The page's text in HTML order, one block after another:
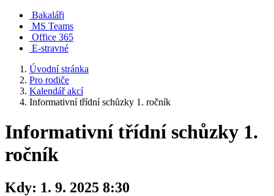
Bakaláři
MS Teams
Office 365
E-stravné
Úvodní stránka
Pro rodiče
Kalendář akcí
Informativní třídní schůzky 1. ročník
Informativní třídní schůzky 1.
ročník
Kdy: 1. 9. 2025 8:30